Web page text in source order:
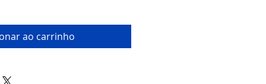
ao carrinho